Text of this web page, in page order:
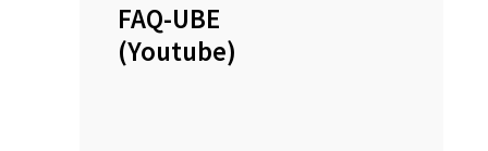
FAQ-UBE
(Youtube)